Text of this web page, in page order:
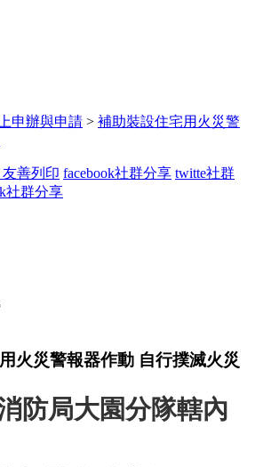
申辦與申請 > 補助裝設住宅用火災警
友善列印 facebook社群分享 twitte社群
社群分享
火災警報器作動 自行撲滅火災
防局大園分隊轄內